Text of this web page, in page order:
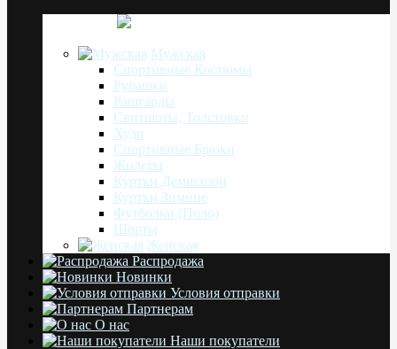
Мужская
Спортивные Костюмы
Рубашки
Рашгарды
Свитшоты, Толстовки
Худи
Спортивные Брюки
Жилеты
Куртки Демисезон
Куртки Зимние
Футболки (Поло)
Шорты
Женская
Распродажа
Новинки
Условия отправки
Партнерам
О нас
Наши покупатели